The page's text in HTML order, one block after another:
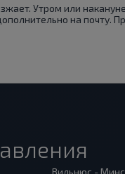
Утром или
на почту.
Вильнюс -